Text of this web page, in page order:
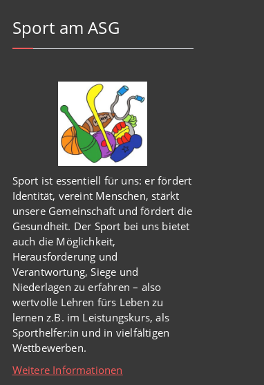
Sport am ASG
Sport ist essentiell für uns: er fördert
Identität, vereint Menschen, stärkt
unsere Gemeinschaft und fördert die
Gesundheit. Der Sport bei uns bietet
auch die Möglichkeit,
Herausforderung und
Verantwortung, Siege und
Niederlagen zu erfahren – also
wertvolle Lehren fürs Leben zu
lernen z.B. im Leistungskurs, als
Sporthelfer:in und in vielfältigen
Wettbewerben.
Weitere Informationen